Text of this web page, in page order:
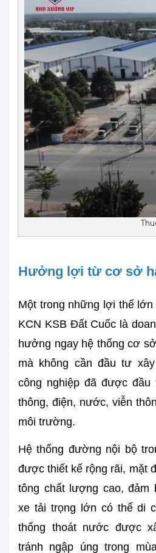
Hưởng lợi từ cơ sở
Một trong những lợi thế
KCN KSB Đất Cuốc là
hưởng ngay hệ thống cơ
mà không cần đầu tư
công nghiệp đã được
thông, điện, nước, viễn
môi trường.
Hệ thống đường nội bộ
được thiết kế rộng rãi, mặt
tông chất lượng cao, đảm
xe tải trọng lớn có thể di
thống thoát nước được
tránh ngập úng trong